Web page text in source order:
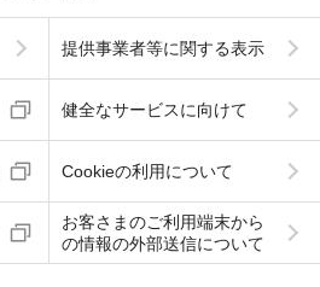
提供事業者等に関する表示
健全なサービスに向けて
Cookieの利用について
お客さまのご利用端末から
の情報の外部送信について